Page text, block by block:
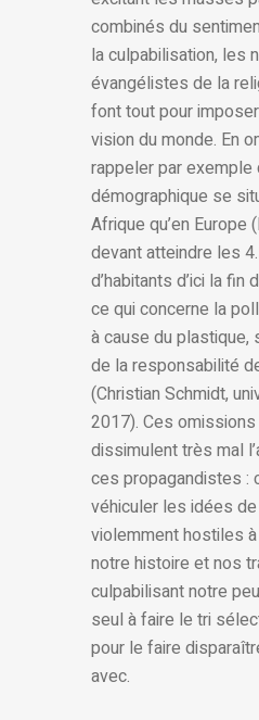
combinés du
la culpabilisation, les
évangélistes de la
font tout pour
vision du monde. En
rappeler par exemple
démographique se
Afrique qu’en Europe
devant atteindre les
d’habitants d’ici la fin
ce qui concerne la
à cause du plastique,
de la responsabilité
(Christian Schmidt,
2017). Ces
dissimulent très mal
ces propagandistes :
véhiculer les idées de
violemment hostiles
notre histoire et nos
culpabilisant notre
seul à faire le tri
pour le faire
avec.